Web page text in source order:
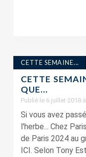
CETTE SEMAINE...
CETTE
QUE…
Publié le 6 juillet 2018
Si vous avez
l'herbe... Chez
de Paris 2024 au
ICI. Selon Tony